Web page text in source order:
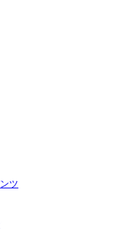
ツ